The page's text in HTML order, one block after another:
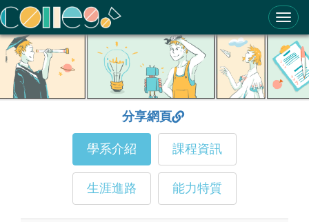
ColleGo! 大學選才與高中育才輔助系統
分享網頁
學系介紹 課程資訊
生涯進路 能力特質